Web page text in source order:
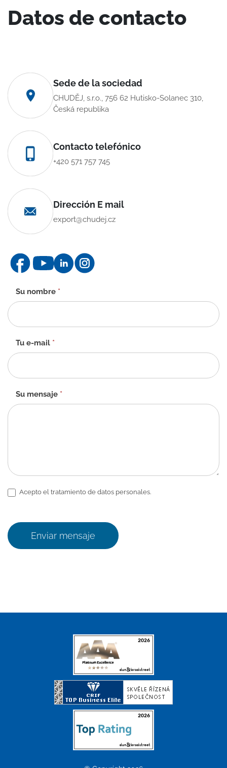
Datos de contacto
Sede de la sociedad
CHUDĚJ, s.r.o., 756 62 Hutisko-Solanec 310,
Česká republika
Contacto telefónico
+420 571 757 745
Dirección E mail
export@chudej.cz
Formulario
de
contacto
-
Su nombre *
Tu e-mail *
Su mensaje *
Acepto el tratamiento de datos personales.
Enviar mensaje